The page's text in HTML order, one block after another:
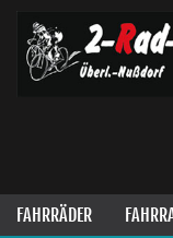
FAHRRÄDER